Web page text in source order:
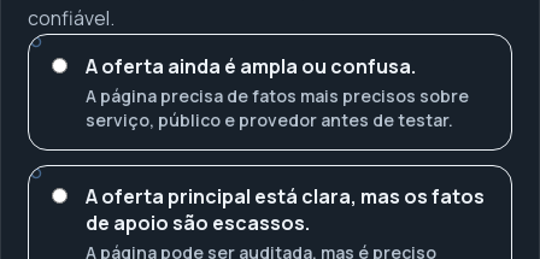
confiável.
A oferta ainda é ampla ou confusa.
A página precisa de fatos mais precisos sobre
serviço, público e provedor antes de testar.
A oferta principal está clara, mas os fatos
de apoio são escassos.
A página pode ser auditada, mas é preciso